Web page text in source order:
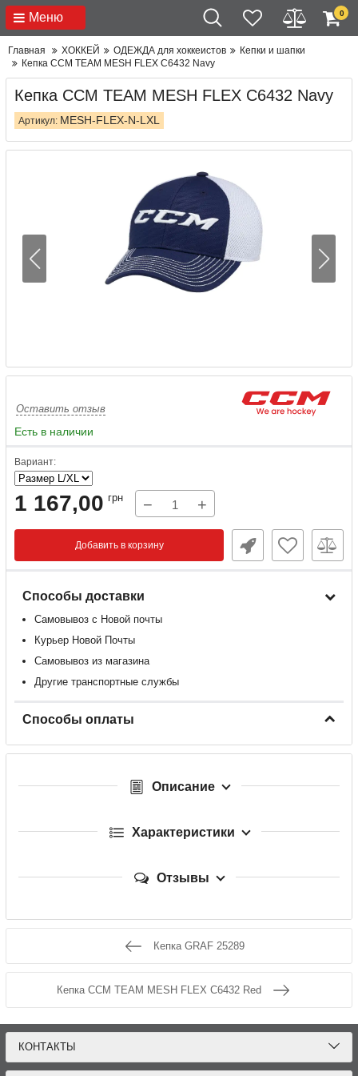
Меню 0
Главная ХОККЕЙ ОДЕЖДА для хоккеистов
Кепки и шапки
Кепка CCM TEAM MESH FLEX C6432 Navy
Кепка CCM TEAM MESH FLEX C6432 Navy
Артикул: MESH-FLEX-N-LXL
Оставить отзыв
Есть в наличии
Вариант:
1 167,00 грн − +
Добавить в корзину
Способы доставки
Самовывоз с Новой почты
Курьер Новой Почты
Самовывоз из магазина
Другие транспортные службы
Способы оплаты
Описание
Характеристики
Отзывы
Кепка GRAF 25289
Кепка CCM TEAM MESH FLEX C6432 Red
КОНТАКТЫ